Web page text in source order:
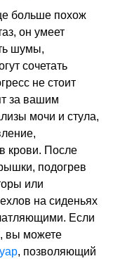
больше похож
он умеет
шумы,
сочетать
не стоит
за вашим
мочи и стула,
крови. После
подогрев
или
на сиденьях
Если
вы можете
, позволяющий